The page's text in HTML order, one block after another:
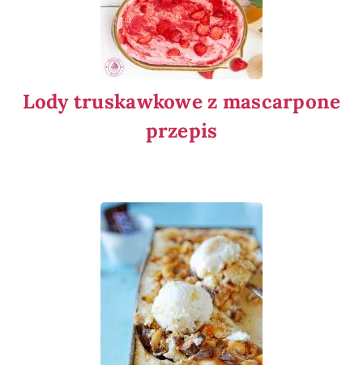
Lody truskawkowe z mascarpone
przepis